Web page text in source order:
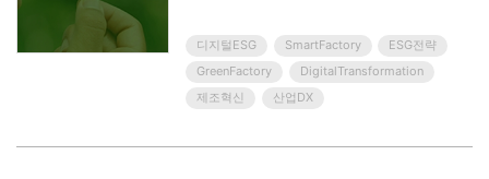
바로 시행됩니다!!우리 수출기업은 EU CBAM 대응을
위해 얼마나 준비가 돼 있습니까?i-DEA가 디지털기
술을 활용한 바람직한 EU CBAM 대응 방안을 제시하
겠습니다.▣ 제4회 디지털ESG 컨퍼런스 ▣EU 탄소
있습니다.이에 따라 국내 수출 기업들..
디지털ESG SmartFactory
ESG전략
GreenFactory
DigitalTransformation
제조혁신
산업DX